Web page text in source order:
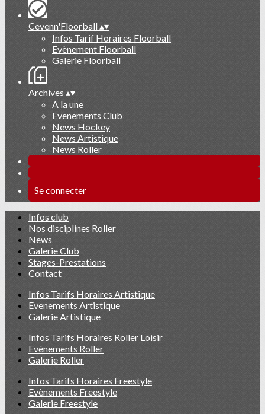
Cevenn'Floorball▴▾
Infos Tarif Horaires Floorball
Evènement Floorball
Galerie Floorball
Archives ▴▾
A la une
Evenements Club
News Hockey
News Artistique
News Roller
Se connecter
Infos club
Nos disciplines Roller
News
Galerie Club
Stages-Prestations
Contact
Infos Tarifs Horaires Artistique
Evenements Artistique
Galerie Artistique
Infos Tarifs Horaires Roller Loisir
Evènements Roller
Galerie Roller
Infos Tarifs Horaires Freestyle
Evènements Freestyle
Galerie Freestyle